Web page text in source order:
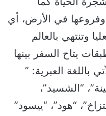
في الأرض، أي
وتنتهي بالعالم
يتاح السفر بينها
باللغة العبرية: ”
“الشسيد”،
“هود”، “ييسود”